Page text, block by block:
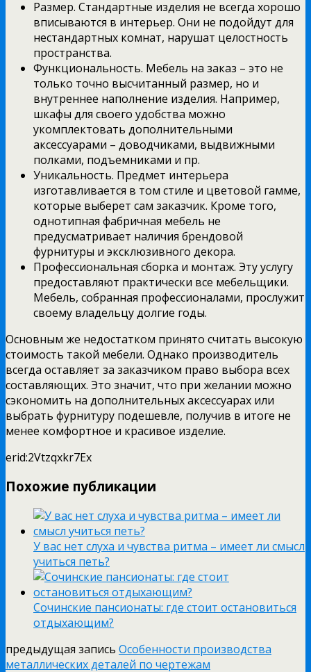
Размер. Стандартные изделия не всегда хорошо
вписываются в интерьер. Они не подойдут для
нестандартных комнат, нарушат целостность
пространства.
Функциональность. Мебель на заказ – это не
только точно высчитанный размер, но и
внутреннее наполнение изделия. Например,
шкафы для своего удобства можно
укомплектовать дополнительными
аксессуарами – доводчиками, выдвижными
полками, подъемниками и пр.
Уникальность. Предмет интерьера
изготавливается в том стиле и цветовой гамме,
которые выберет сам заказчик. Кроме того,
однотипная фабричная мебель не
предусматривает наличия брендовой
фурнитуры и эксклюзивного декора.
Профессиональная сборка и монтаж. Эту услугу
предоставляют практически все мебельщики.
Мебель, собранная профессионалами, прослужит
своему владельцу долгие годы.
Основным же недостатком принято считать высокую
стоимость такой мебели. Однако производитель
всегда оставляет за заказчиком право выбора всех
составляющих. Это значит, что при желании можно
сэкономить на дополнительных аксессуарах или
выбрать фурнитуру подешевле, получив в итоге не
менее комфортное и красивое изделие.
erid:2Vtzqxkr7Ex
Похожие публикации
У вас нет слуха и чувства ритма – имеет ли смысл
учиться петь?
Сочинские пансионаты: где стоит остановиться
отдыхающим?
предыдущая запись Особенности производства
металлических деталей по чертежам